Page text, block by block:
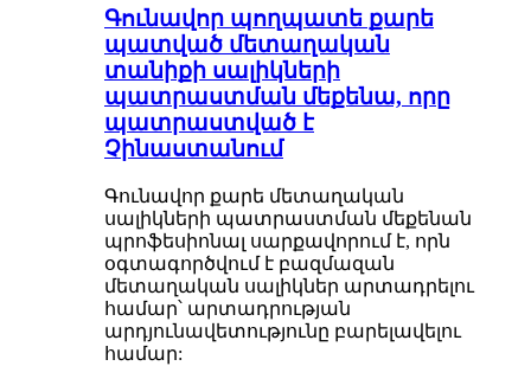
Գունավոր պողպատե քարե
պատված մետաղական
տանիքի սալիկների
պատրաստման մեքենա, որը
պատրաստված է
Չինաստանում
Գունավոր քարե մետաղական
սալիկների պատրաստման մեքենան
պրոֆեսիոնալ սարքավորում է, որն
օգտագործվում է բազմազան
մետաղական սալիկներ արտադրելու
համար՝ արտադրության
արդյունավետությունը բարելավելու
համար: